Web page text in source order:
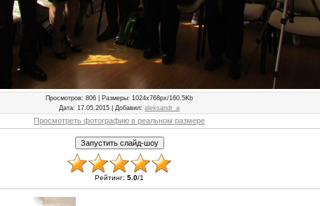
Просмотров: 806 | Размеры: 1024x768px/160.5Kb
Дата: 17.05.2015 | Добавил:aleksandr_a
Просмотреть фотографию в реальном размере
Рейтинг: 5.0/1